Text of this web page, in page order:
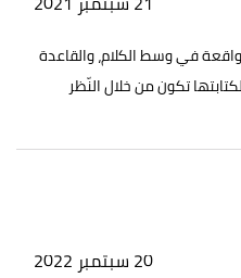
في وسط الكلام، والقاعدة
تكون من خلال النّظر
20 سبتمبر 2022